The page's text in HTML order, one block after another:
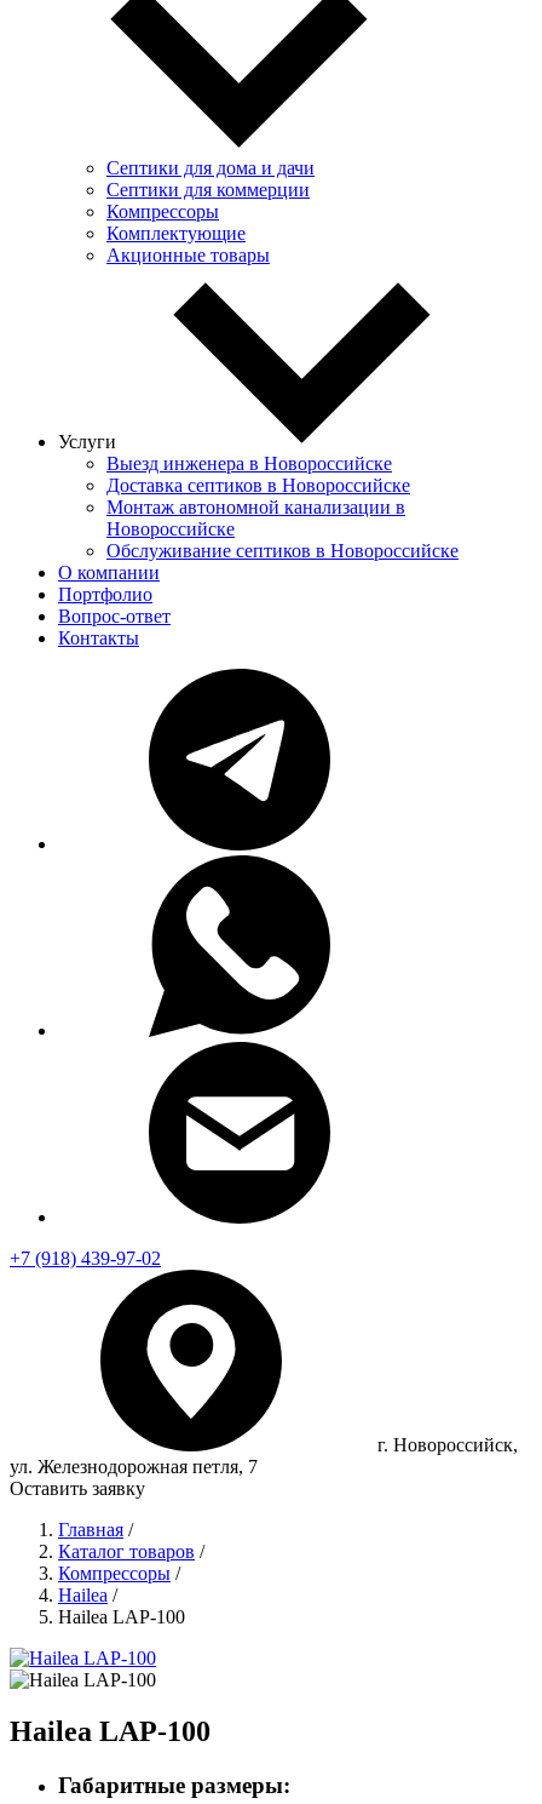
Септики для дома и дачи
Септики для коммерции
Компрессоры
Комплектующие
Акционные товары
Услуги
Выезд инженера в Новороссийске
Доставка септиков в Новороссийске
Монтаж автономной канализации в
Новороссийске
Обслуживание септиков в Новороссийске
О компании
Портфолио
Вопрос-ответ
Контакты
+7 (918) 439-97-02
г. Новороссийск,
ул. Железнодорожная петля, 7
Оставить заявку
Главная /
Каталог товаров /
Компрессоры /
Hailea /
Hailea LAP-100
Hailea LAP-100
Габаритные размеры: